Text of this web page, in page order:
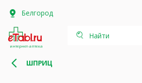
Белгород
интернет-аптека
Найти
ШПРИЦ